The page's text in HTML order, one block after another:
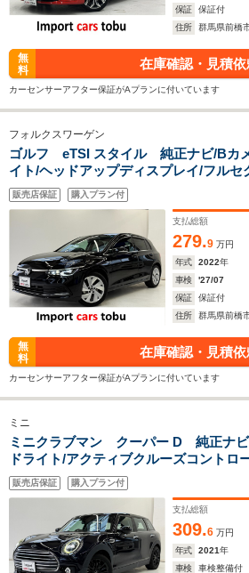
保証
保証付
住所
群馬県前橋
無
料
在庫確認・見積依
カーセンサーアフター保証がAプランに付いています
フォルクスワーゲン
ゴルフ eTSI スタイル 純正ナビ/Bカ
イト/ヘッドアップディスプレイ/フルセ
ズコントロール/ブラインドスポットモ
ミラー/ステアリングアシスト/シートヒ
販売店保証 購入プラン付
支払総額
279.9 万円
年式
2022年
車検
'27/07
保証
保証付
住所
群馬県前橋
無
料
在庫確認・見積依
カーセンサーアフター保証がAプランに付いています
ミニ
ミニクラブマン クーパー D 純正ナビ
ドライト/アクティブクルーズコントロ
ーキングアシスト/デジタルメーター/純
障害物センサー/スマートキー/キーレス
販売店保証 購入プラン付
支払総額
309.6 万円
年式
2021年
車検
車検整備付